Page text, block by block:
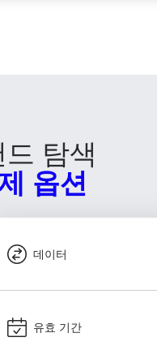
탐색
옵션
데이터
유효 기간